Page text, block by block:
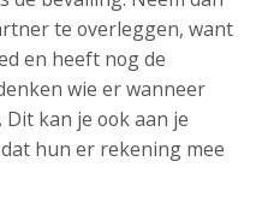
te overleggen, want
en heeft nog de
wie er wanneer
Dit kan je ook aan je
hun er rekening mee